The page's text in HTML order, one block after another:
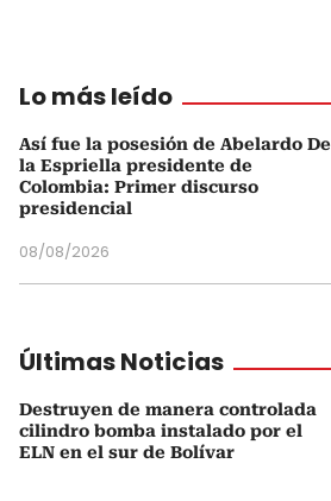
Lo más leído
Así fue la posesión de Abelardo De
la Espriella presidente de
Colombia: Primer discurso
presidencial
08/08/2026
Últimas Noticias
Destruyen de manera controlada
cilindro bomba instalado por el
ELN en el sur de Bolívar